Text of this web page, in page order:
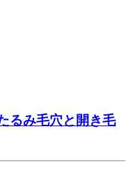
るみ毛穴と開き毛